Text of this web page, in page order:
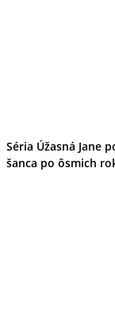
Séria Úžasná Jane
šanca po ôsmich